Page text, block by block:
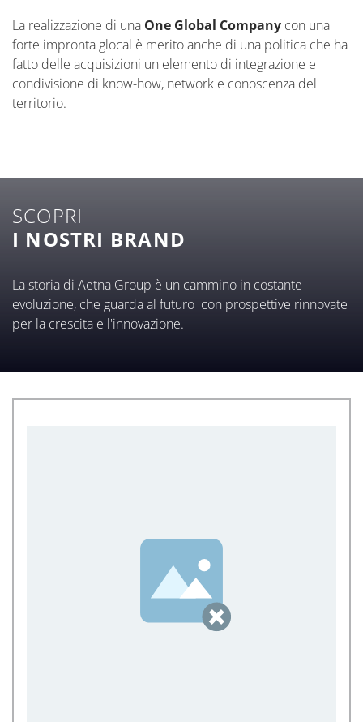
La realizzazione di una One Global Company con una
forte impronta glocal è merito anche di una politica che ha
fatto delle acquisizioni un elemento di integrazione e
condivisione di know-how, network e conoscenza del
territorio.
SCOPRI
I NOSTRI BRAND
La storia di Aetna Group è un cammino in costante
evoluzione, che guarda al futuro con prospettive rinnovate
per la crescita e l'innovazione.